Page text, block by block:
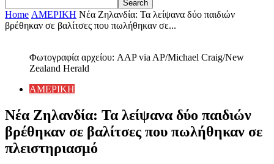
Home ΑΜΕΡΙΚΗ Νέα Ζηλανδία: Τα λείψανα δύο παιδιών
βρέθηκαν σε βαλίτσες που πωλήθηκαν σε...
Φωτογραφία αρχείου: AAP via AP/Michael Craig/New
Zealand Herald
ΑΜΕΡΙΚΗ
Νέα Ζηλανδία: Τα λείψανα δύο παιδιών
βρέθηκαν σε βαλίτσες που πωλήθηκαν σε
πλειστηριασμό